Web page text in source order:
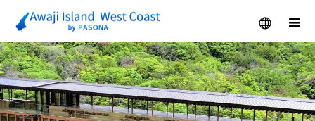
メニュー